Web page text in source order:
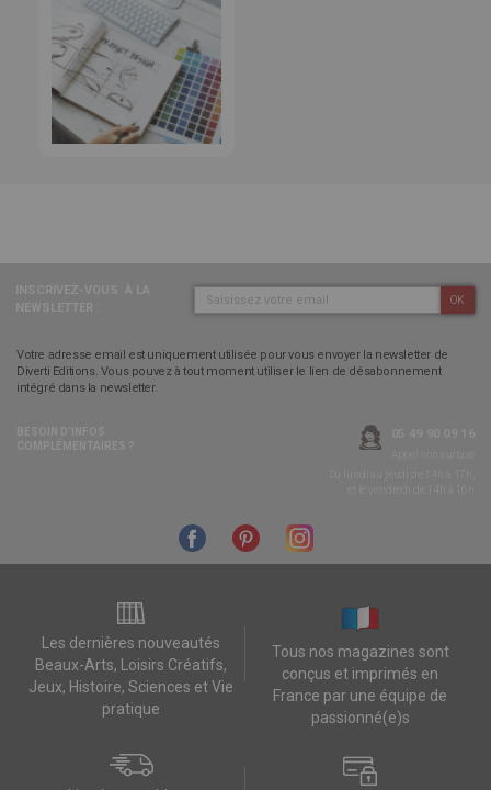
OK
Votre adresse email est uniquement utilisée pour vous envoyer la newsletter de
Diverti Editions. Vous pouvez à tout moment utiliser le lien de désabonnement
intégré dans la newsletter.
Les dernières nouveautés
Beaux-Arts, Loisirs Créatifs,
Jeux, Histoire, Sciences et Vie
pratique
Tous nos magazines sont
conçus et imprimés en
France par une équipe de
passionné(e)s